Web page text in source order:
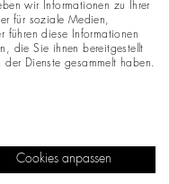
wir Informationen zu Ihrer
für soziale Medien,
führen diese Informationen
die Sie ihnen bereitgestellt
Dienste gesammelt haben.
Cookies anpassen